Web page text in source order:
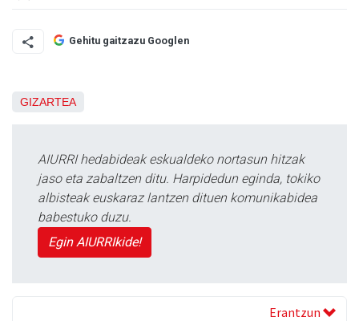
Gehitu gaitzazu Googlen
GIZARTEA
AIURRI hedabideak eskualdeko nortasun hitzak
jaso eta zabaltzen ditu. Harpidedun eginda, tokiko
albisteak euskaraz lantzen dituen komunikabidea
babestuko duzu.
Egin AIURRIkide!
Erantzun